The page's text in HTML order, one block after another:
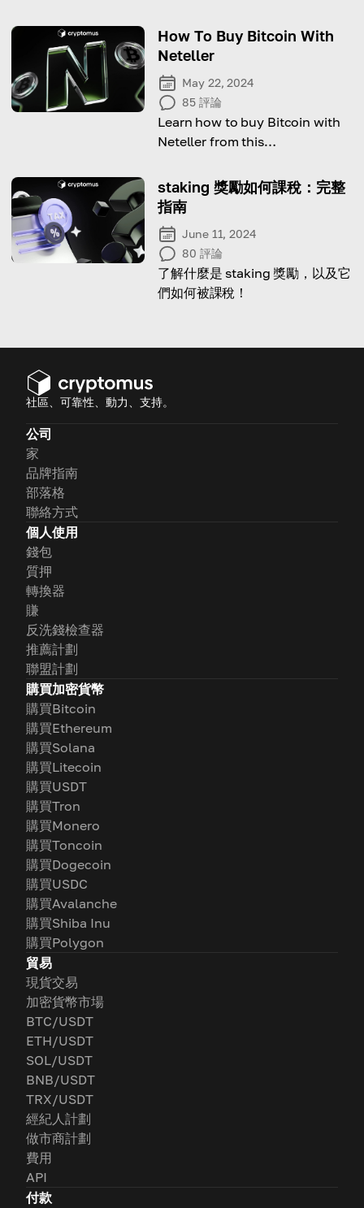
How To Buy Bitcoin With
Neteller
May 22, 2024
85 評論
Learn how to buy Bitcoin with
Neteller from this
staking 獎勵如何課稅：完整
指南
June 11, 2024
80 評論
了解什麼是 staking 獎勵，以及它
們如何被課稅！
社區、可靠性、動力、支持。
公司
家
品牌指南
部落格
聯絡方式
個人使用
錢包
質押
轉換器
賺
反洗錢檢查器
推薦計劃
聯盟計劃
購買加密貨幣
購買Bitcoin
購買Ethereum
購買Solana
購買Litecoin
購買USDT
購買Tron
購買Monero
購買Toncoin
購買Dogecoin
購買USDC
購買Avalanche
購買Shiba Inu
購買Polygon
貿易
現貨交易
加密貨幣市場
BTC/USDT
ETH/USDT
SOL/USDT
BNB/USDT
TRX/USDT
經紀人計劃
做市商計劃
費用
API
付款